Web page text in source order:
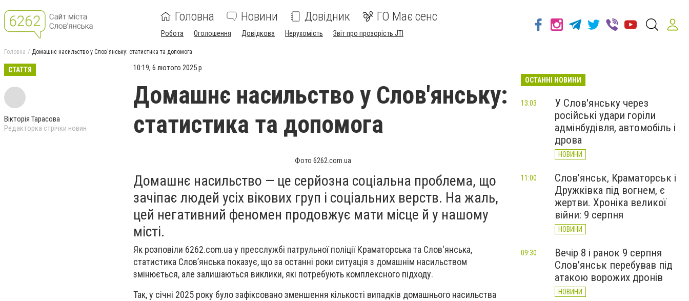
Головна Новини Довідник ГО Має сенс
Робота Оголошення Довідкова Нерухомість Звіт про прозорість JTI
Головна Домашнє насильство у Слов'янську: статистика та допомога
СТАТТЯ
Вікторія Тарасова
Редакторка стрічки новин
10:19, 6 лютого 2025 р.
Домашнє насильство у Слов'янську:
статистика та допомога
Фото 6262.com.ua
Домашнє насильство — це серйозна соціальна проблема, що
зачіпає людей усіх вікових груп і соціальних верств. На жаль,
цей негативний феномен продовжує мати місце й у нашому
місті.
Як розповіли 6262.com.ua у пресслужбі патрульної поліції Краматорська та Слов'янська,
статистика Слов’янська показує, що за останні роки ситуація з домашнім насильством
змінюється, але залишаються виклики, які потребують комплексного підходу.
Так, у січні 2025 року було зафіксовано зменшення кількості випадків домашнього насильства
ОСТАННІ НОВИНИ
У Слов'янську через
російські удари горіли
адмінбудівля, автомобіль і
дрова
НОВИНИ
13:03
Слов’янськ, Краматорськ і
Дружківка під вогнем, є
жертви. Хроніка великої
війни: 9 серпня
НОВИНИ
11:00
Вечір 8 і ранок 9 серпня
Слов’янськ перебував під
атакою ворожих дронів
НОВИНИ
09:30